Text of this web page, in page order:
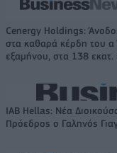
Cenergy Holdings:
στα καθαρά κέρδη του α΄
εξαμήνου, στα 138
IAB Hellas: Νέα
Πρόεδρος ο Γαληνός